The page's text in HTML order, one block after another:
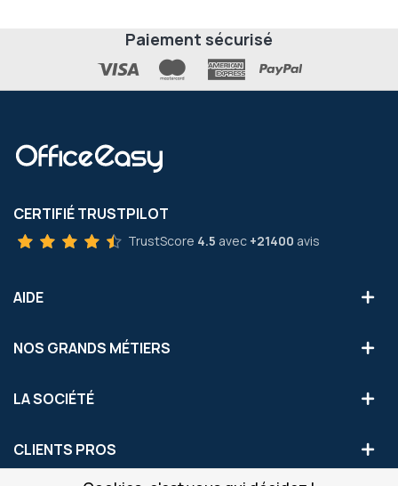
Paiement sécurisé
CERTIFIÉ TRUSTPILOT
TrustScore 4.5 avec +21400 avis
AIDE
NOS GRANDS MÉTIERS
LA SOCIÉTÉ
CLIENTS PROS